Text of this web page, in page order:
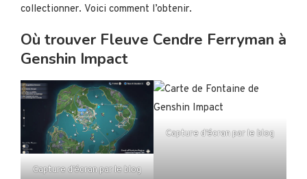
collectionner. Voici comment l’obtenir.
Où trouver Fleuve Cendre Ferryman à
Genshin Impact
Capture d’écran par le blog
Capture d’écran par le blog